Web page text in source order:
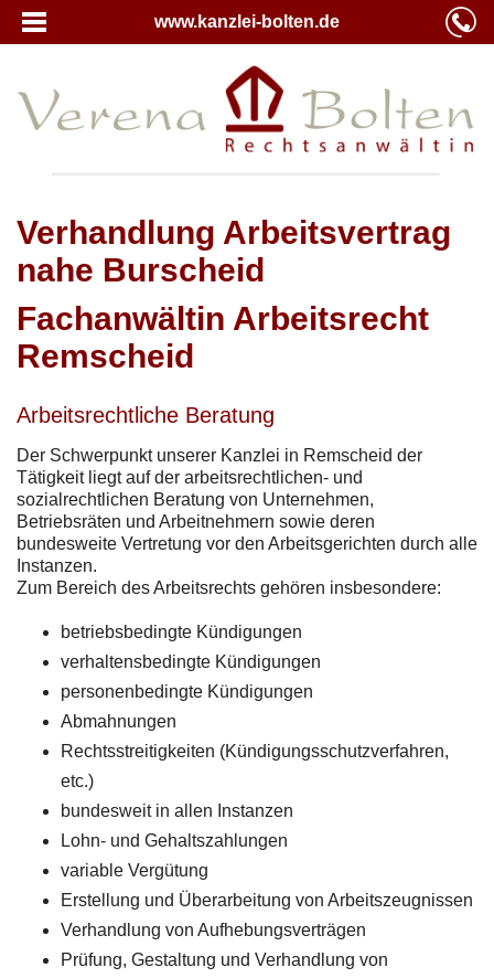
www.kanzlei-bolten.de
Verhandlung Arbeitsvertrag
nahe Burscheid
Fachanwältin Arbeitsrecht
Remscheid
Arbeitsrechtliche Beratung
Der Schwerpunkt unserer Kanzlei in Remscheid der
Tätigkeit liegt auf der arbeitsrechtlichen- und
sozialrechtlichen Beratung von Unternehmen,
Betriebsräten und Arbeitnehmern sowie deren
bundesweite Vertretung vor den Arbeitsgerichten durch alle
Instanzen.
Zum Bereich des Arbeitsrechts gehören insbesondere:
betriebsbedingte Kündigungen
verhaltensbedingte Kündigungen
personenbedingte Kündigungen
Abmahnungen
Rechtsstreitigkeiten (Kündigungsschutzverfahren,
etc.)
bundesweit in allen Instanzen
Lohn- und Gehaltszahlungen
variable Vergütung
Erstellung und Überarbeitung von Arbeitszeugnissen
Verhandlung von Aufhebungsverträgen
Prüfung, Gestaltung und Verhandlung von